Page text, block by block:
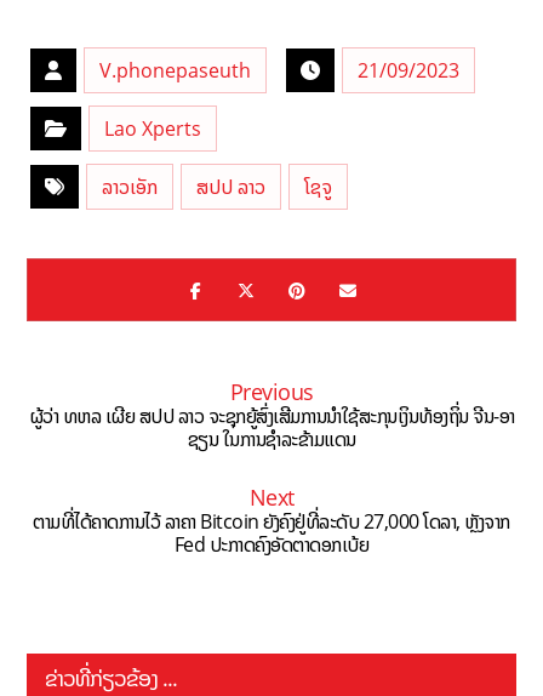
V.phonepaseuth 21/09/2023
Lao Xperts
ລາວເອັກ ສປປ ລາວ ໂຊຈູ
Previous
ຜູ້ວ່າ ທຫລ ເຜີຍ ສປປ ລາວ ຈະຊຸກຍູ້ສົ່ງເສີມການນຳໃຊ້ສະກຸນເງິນທ້ອງຖິ່ນ ຈີນ-ອາ
ຊຽນ ໃນການຊຳລະຂ້າມແດນ
Next
ຕາມທີ່ໄດ້ຄາດການໄວ້ ລາຄາ Bitcoin ຍັງຄົງຢູ່ທີ່ລະດັບ 27,000 ໂດລາ, ຫຼັງຈາກ
Fed ປະກາດຄົງອັດຕາດອກເບ້ຍ
ຂ່າວທີ່ກ່ຽວຂ້ອງ ...